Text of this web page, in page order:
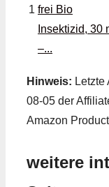
1
Hinweis:
08-05 der
Amazon
weitere